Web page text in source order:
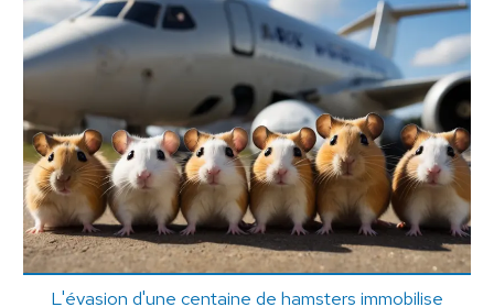
L'évasion d'une centaine de hamsters immobilise